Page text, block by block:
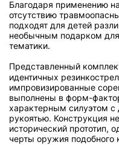
Благодаря применению
отсутствию
подходят для детей
необычным подарком
тематики.
Представленный
идентичных
импровизированные
выполнены в форм-
характерным силуэтом
рукоятью. Конструкция
исторический прототип,
черты оружия подобного